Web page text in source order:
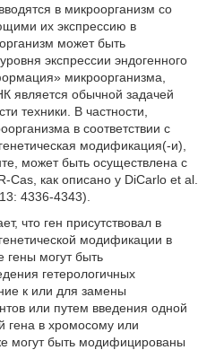
в микроорганизм со
их экспрессию в
может быть
экспрессии эндогенного
микроорганизма,
является обычной задачей
техники. В частности,
в соответствии с
модификация(-и),
может быть осуществлена с
Cas, как описано у DiCarlo et al.
4336-4343).
что ген присутствовал в
модификации в
гены могут быть
гетерологичных
к или для замены
или путем введения одной
гена в хромосому или
могут быть модифицированы